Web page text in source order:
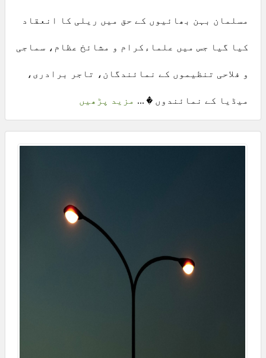
مسلمان بہن بھائیوں کے حق میں ریلی کا انعقاد
کیا گیا جس میں علماءکرام و مشائخ عظام، سماجی
و فلاحی تنظیموں کے نمائندگان، تاجر برادری،
میڈیا کے نمائندوں � ... مزید پڑھیں